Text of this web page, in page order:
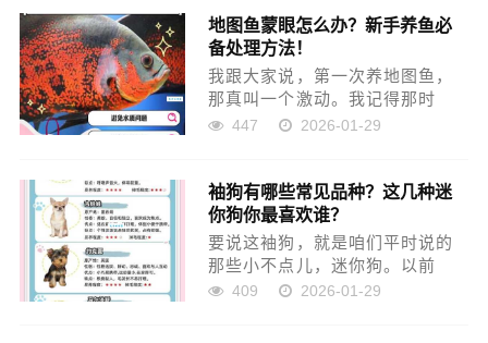
蓬松劲儿，看着就让人喜欢。可
好看是好看，打理起来那可真
是...
地图鱼蒙眼怎么办？新手养鱼必
备处理方法！
我跟大家说，第一次养地图鱼，
那真叫一个激动。我记得那时
候，刚从鱼市把两只巴掌大的小
时心想，这鱼可真皮实，看着就
结实。养了一个多月，每天喂
食，看着...
447 2026-01-29
袖狗有哪些常见品种？这几种迷
你狗你最喜欢谁？
要说这袖狗，就是咱们平时说的
那些小不点儿，迷你狗。以前
我，是个地地道道的“大狗迷”。觉
409 2026-01-29